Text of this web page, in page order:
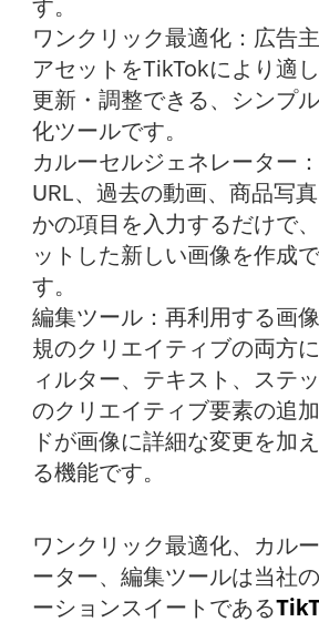
す。
ワンクリック最適化： 広告
アセットをTikTokにより適
更新・調整できる、シンプ
化ツールです。
カルーセルジェネレーター：
URL、過去の動画、商品写
かの項目を入力するだけで
ットした新しい画像を作成
す。
編集ツール： 再利用する画
規のクリエイティブの両方
ィルター、テキスト、ステ
のクリエイティブ要素の追
ドが画像に詳細な変更を加
る機能です。
ワンクリック最適化、カル
ーター、編集ツールは当社
ーションスイートである